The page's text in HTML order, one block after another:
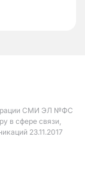
СМИ ЭЛ №ФС
в сфере связи,
23.11.2017